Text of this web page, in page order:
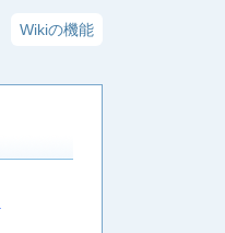
Wikiの機能